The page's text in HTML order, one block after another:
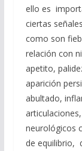
ello es
ciertas
como son
relación con
apetito,
aparición
abultado,
neurológicos
de equilibrio,